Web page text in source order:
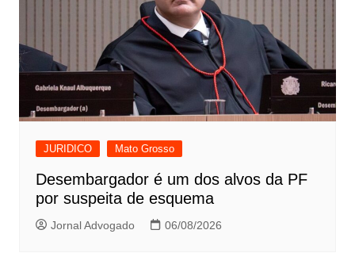
JURIDICO Mato Grosso
Desembargador é um dos alvos da PF
por suspeita de esquema
Jornal Advogado 06/08/2026